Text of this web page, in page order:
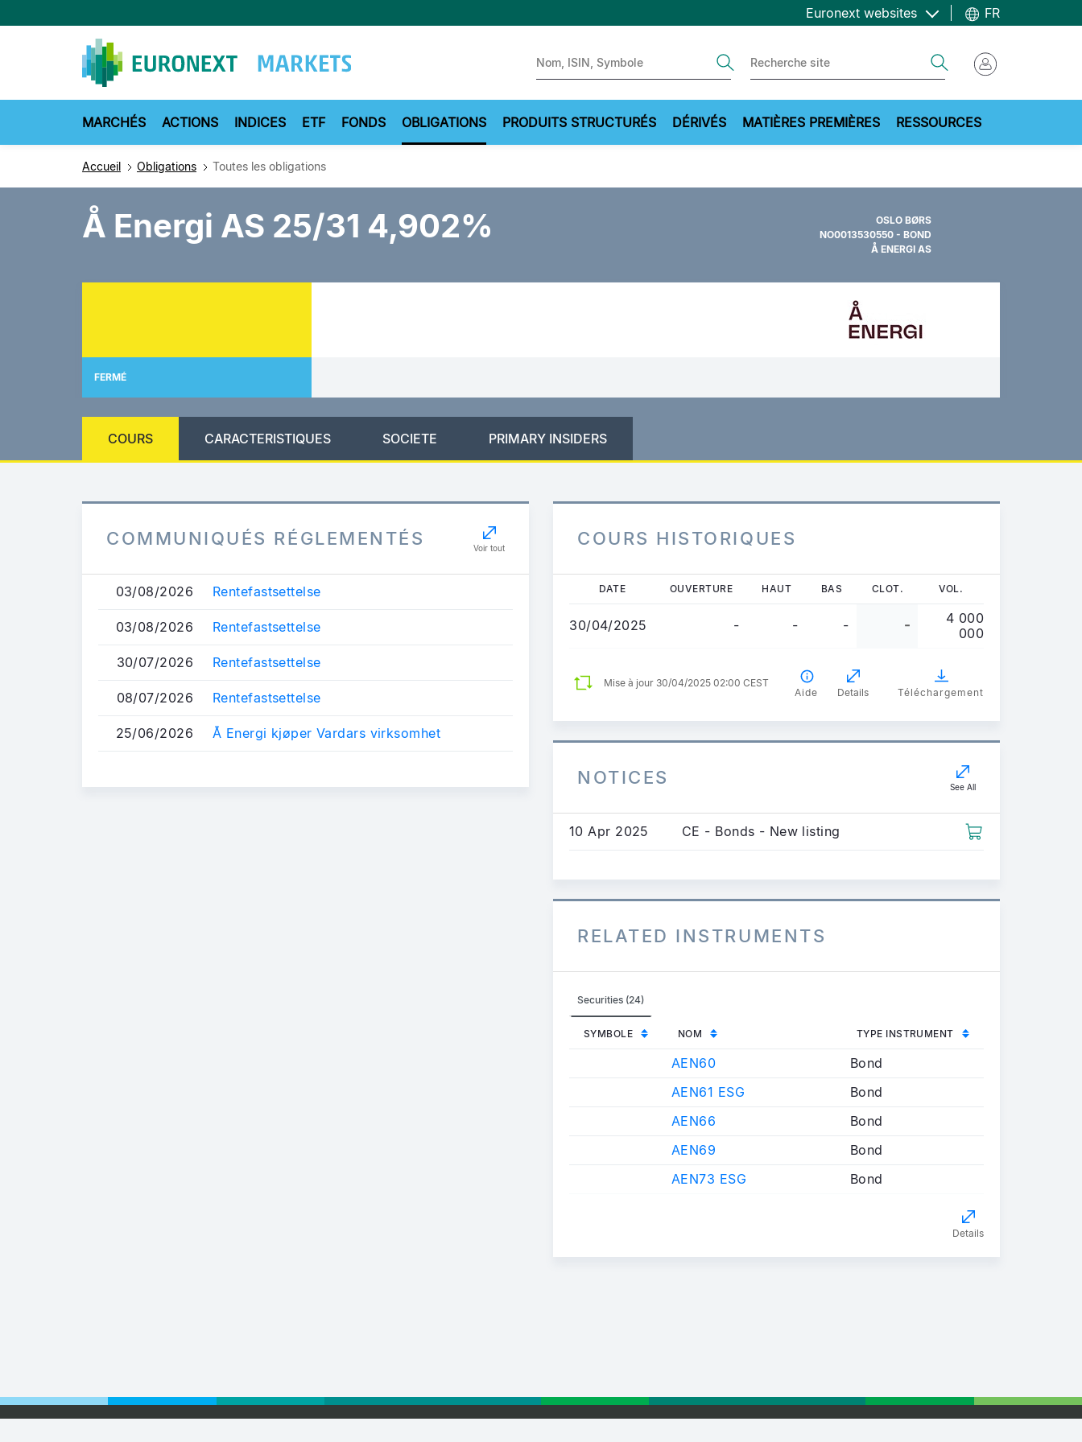
au
Euronext websites FR
MARCHÉS ACTIONS INDICES ETF FONDS OBLIGATIONS PRODUITS STRUCTURÉS DÉRIVÉS MATIÈRES PREMIÈRES RESSOURCES
Accueil Obligations Toutes les obligations
Å Energi AS 25/31 4,902%
OSLO BØRS
NO0013530550 - BOND
Å ENERGI AS
FERMÉ
COURS CARACTERISTIQUES SOCIETE PRIMARY INSIDERS
COMMUNIQUÉS RÉGLEMENTÉS Voir tout
03/08/2026 Rentefastsettelse
03/08/2026 Rentefastsettelse
30/07/2026 Rentefastsettelse
08/07/2026 Rentefastsettelse
25/06/2026 Å Energi kjøper Vardars virksomhet
COURS HISTORIQUES
contenu
DATE OUVERTURE HAUT BAS CLOT. VOL.
30/04/2025 - - - -
4 000
000
Mise à jour 30/04/2025 02:00 CEST
Aide
Details Téléchargement
NOTICES See All
10 Apr 2025 CE - Bonds - New listing
RELATED INSTRUMENTS
Securities (24)
SYMBOLE NOM TYPE INSTRUMENT
AEN60
Bond
AEN61 ESG
Bond
AEN66
Bond
AEN69
Bond
AEN73 ESG
Bond
Details